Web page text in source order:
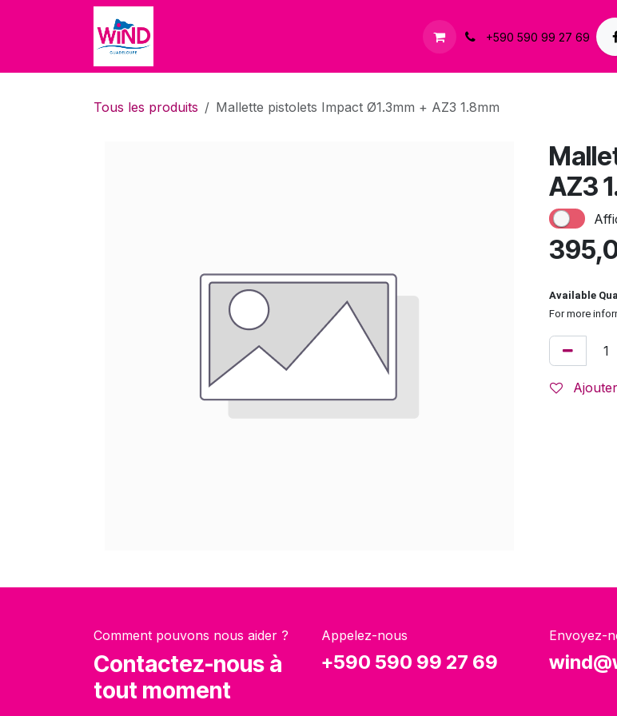
Se rendre au contenu
Contactez-nous+590 590 99 27 69
Tous les produits Mallette pistolets Impact Ø1.3mm + AZ3 1.8mm
AZ3
Available
For more
Comment pouvons nous aider ?
Contactez-nous à
tout moment
Appelez-nous
+590 590 99 27 69
Envoyez-